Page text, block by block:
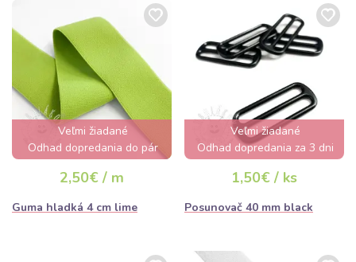
Veľmi žiadané
Odhad dopredania do pár
2,50€ / m
Guma hladká 4 cm lime
Veľmi žiadané
Odhad dopredania za 3 dni
1,50€ / ks
Posunovač 40 mm black